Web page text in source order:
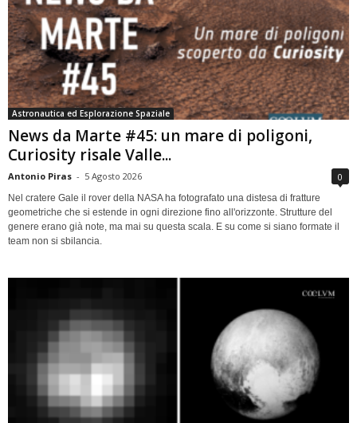
Astronautica ed Esplorazione Spaziale
News da Marte #45: un mare di poligoni,
Curiosity risale Valle...
Antonio Piras - 5 Agosto 2026 0
Nel cratere Gale il rover della NASA ha fotografato una distesa di fratture
geometriche che si estende in ogni direzione fino all'orizzonte. Strutture del
genere erano già note, ma mai su questa scala. E su come si siano formate il
team non si sbilancia.